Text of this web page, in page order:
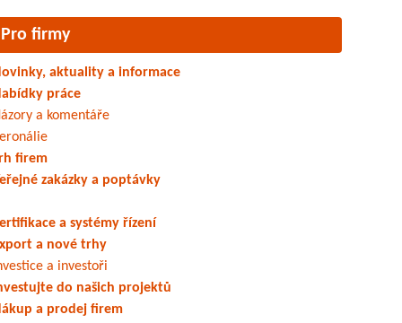
Pro firmy
aktuality a informace
práce
a komentáře
firem
zakázky a poptávky
a systémy řízení
a nové trhy
a investoři
do našich projektů
a prodej firem